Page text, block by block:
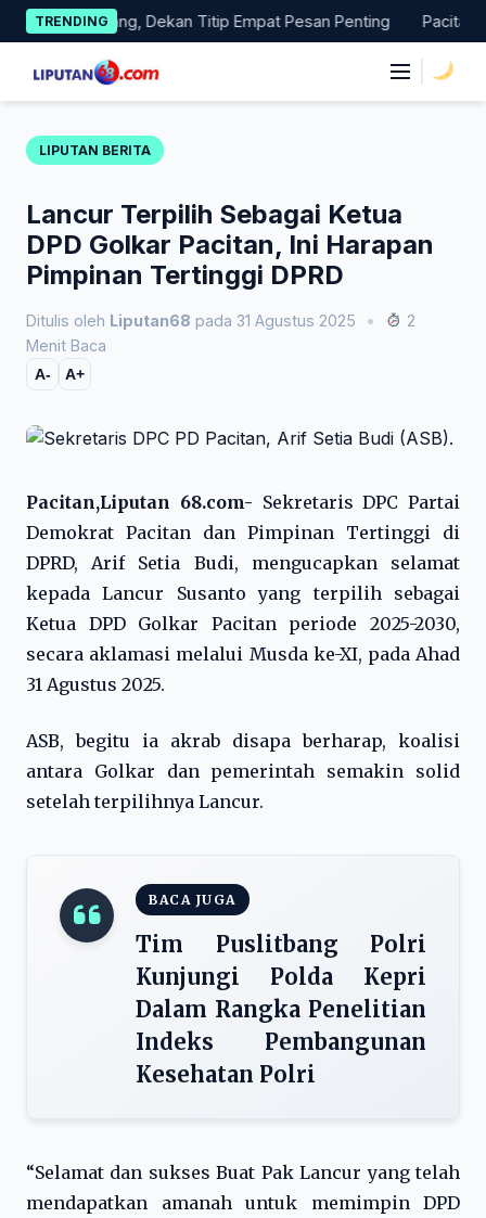
Skip
to
content
TRENDING
Magang, Dekan Titip Empat Pesan Penting Pacitan
LIPUTAN BERITA
Lancur Terpilih Sebagai Ketua
DPD Golkar Pacitan, Ini Harapan
Pimpinan Tertinggi DPRD
Ditulis oleh Liputan68 pada 31 Agustus 2025 •
2
Menit Baca
A- A+
Pacitan,Liputan 68.com- Sekretaris DPC Partai
Demokrat Pacitan dan Pimpinan Tertinggi di
DPRD, Arif Setia Budi, mengucapkan selamat
kepada Lancur Susanto yang terpilih sebagai
Ketua DPD Golkar Pacitan periode 2025-2030,
secara aklamasi melalui Musda ke-XI, pada Ahad
31 Agustus 2025.
ASB, begitu ia akrab disapa berharap, koalisi
antara Golkar dan pemerintah semakin solid
setelah terpilihnya Lancur.
BACA JUGA
Tim Puslitbang Polri
Kunjungi Polda Kepri
Dalam Rangka Penelitian
Indeks Pembangunan
Kesehatan Polri
“Selamat dan sukses Buat Pak Lancur yang telah
mendapatkan amanah untuk memimpin DPD